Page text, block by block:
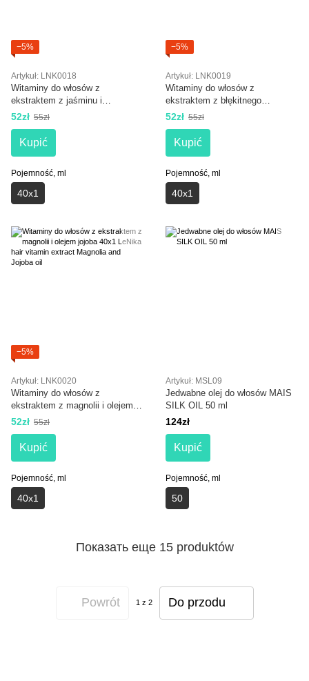
−5%
Artykuł: LNK0018
Witaminy do włosów z
ekstraktem z jaśminu i
proteinami jedwabiu 40x1 LeNika
Silk proteins
52zł 55zł
Kupić
Pojemność, ml
40х1
−5%
Artykuł: LNK0019
Witaminy do włosów z
ekstraktem z błękitnego
rumianku i aloesu LeNika hair
and Aloe Vera
52zł 55zł
Kupić
Pojemność, ml
40х1
−5%
Artykuł: LNK0020
Witaminy do włosów z
ekstraktem z magnolii i olejem
jojoba 40x1 LeNika hair vitamin
52zł 55zł
Kupić
Pojemność, ml
40x1
Artykuł: MSL09
Jedwabne olej do włosów MAIS
SILK OIL 50 ml
124zł
Kupić
Pojemność, ml
50
Показать еще 15 produktów
Powrót 1 z 2 Do przodu